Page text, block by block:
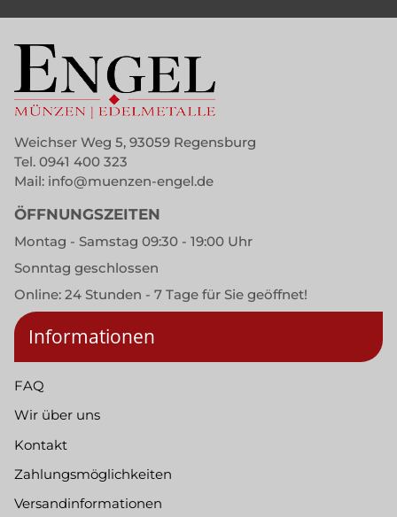
Weichser Weg 5, 93059 Regensburg
Tel. 0941 400 323
Mail: info@muenzen-engel.de
ÖFFNUNGSZEITEN
Montag - Samstag 09:30 - 19:00 Uhr
Sonntag geschlossen
Online: 24 Stunden - 7 Tage für Sie geöffnet!
Informationen
FAQ
Wir über uns
Kontakt
Zahlungsmöglichkeiten
Versandinformationen